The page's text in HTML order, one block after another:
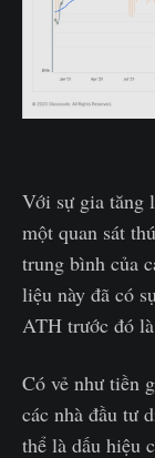
Với sự gia tăng
một quan sát
trung bình của
liệu này đã có
ATH trước đó
Có vẻ như tiền
các nhà đầu tư
thể là dấu hiệu